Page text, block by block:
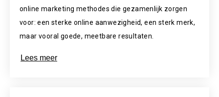
online marketing methodes die gezamenlijk zorgen
voor: een sterke online aanwezigheid, een sterk merk,
maar vooral goede, meetbare resultaten.
Lees meer